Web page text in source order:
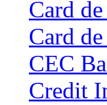
Card
Card
CEC
Credit